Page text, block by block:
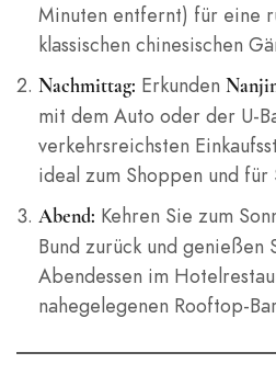
Minuten entfernt) für eine
klassischen chinesischen
Nachmittag: Erkunden
mit dem Auto oder der U-
verkehrsreichsten
ideal zum Shoppen und
Abend: Kehren Sie zum
Bund zurück und genießen
Abendessen im
nahegelegenen Rooftop-